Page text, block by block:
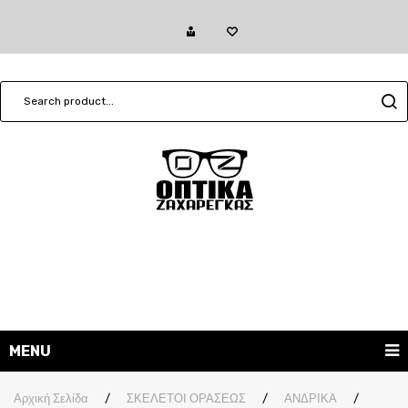
MENU
ΓΥΑΛΙΑ ΗΛΙΟΥ
Αρχική Σελίδα / ΣΚΕΛΕΤΟΙ ΟΡΑΣΕΩΣ / ΑΝΔΡΙΚΑ
/